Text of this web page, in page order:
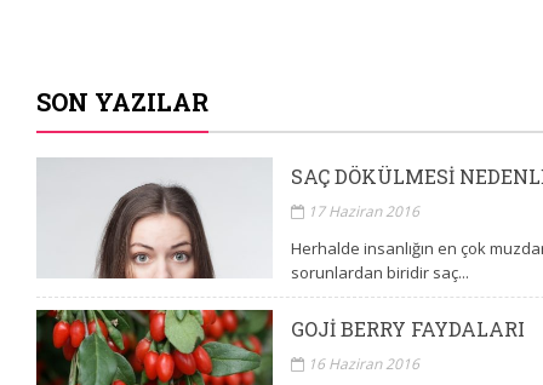
SON YAZILAR
SAÇ DÖKÜLMESI
17 Haziran 2016
Herhalde insanlığın en çok
sorunlardan biridir saç...
GOJI BERRY FAYDALARI
16 Haziran 2016